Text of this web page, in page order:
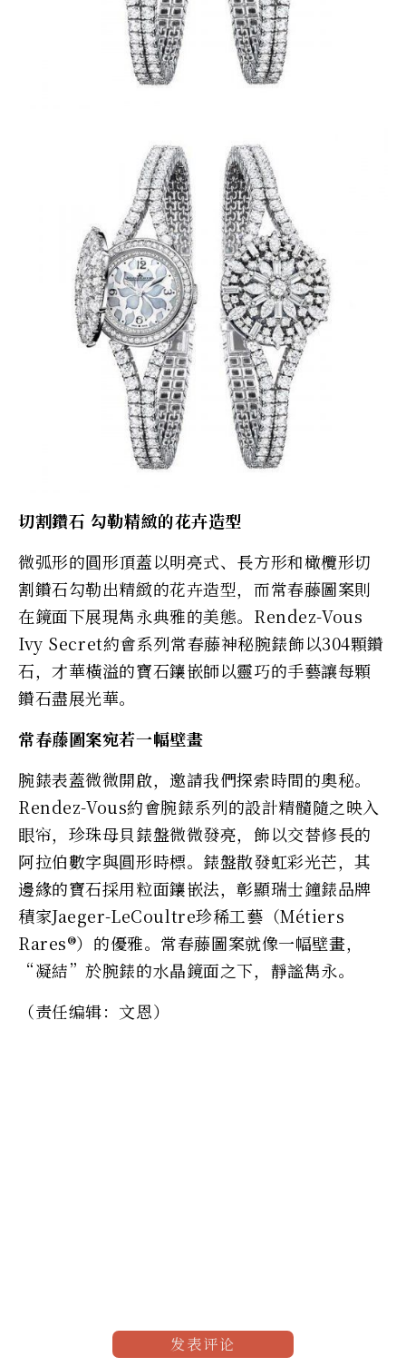
切割鑽石 勾勒精緻的花卉造型
微弧形的圓形頂蓋以明亮式、長方形和橄欖形切
割鑽石勾勒出精緻的花卉造型，而常春藤圖案則
在鏡面下展現雋永典雅的美態。Rendez-Vous
Ivy Secret約會系列常春藤神秘腕錶飾以304顆鑽
石，才華橫溢的寶石鑲嵌師以靈巧的手藝讓每顆
鑽石盡展光華。
常春藤圖案宛若一幅壁畫
腕錶表蓋微微開啟，邀請我們探索時間的奧秘。
Rendez-Vous約會腕錶系列的設計精髓隨之映入
眼帘，珍珠母貝錶盤微微發亮，飾以交替修長的
阿拉伯數字與圓形時標。錶盤散發虹彩光芒，其
邊緣的寶石採用粒面鑲嵌法，彰顯瑞士鐘錶品牌
積家Jaeger-LeCoultre珍稀工藝（Métiers
Rares®）的優雅。常春藤圖案就像一幅壁畫，
“凝結”於腕錶的水晶鏡面之下，靜謐雋永。
（责任编辑：文恩）
发表评论